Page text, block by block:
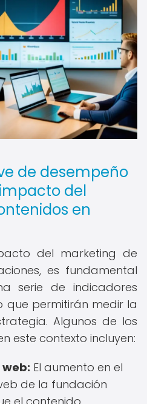
de desempeño
del
en
del marketing de
es fundamental
serie de indicadores
que permitirán medir la
Algunos de los
este contexto incluyen:
El aumento en el
de la fundación